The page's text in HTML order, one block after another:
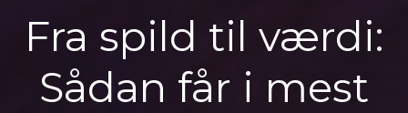
Fra spild til værdi:
Sådan får i mest